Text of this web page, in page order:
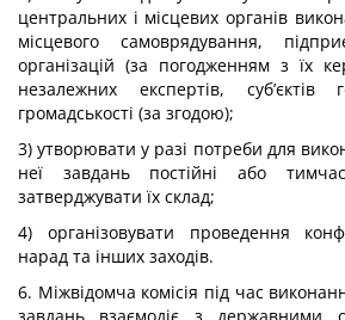
центральних і місцевих органів
місцевого самоврядування,
організацій (за погодженням з їх
незалежних експертів, суб’єктів
громадськості (за згодою);
3) утворювати у разі потреби для
неї завдань постійні або
затверджувати їх склад;
4) організовувати проведення
нарад та інших заходів.
6. Міжвідомча комісія під час